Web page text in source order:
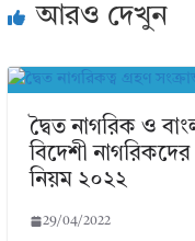
আরও দেখুন
দ্বৈত নাগরিক ও
বিদেশী
নিয়ম ২০২২
29/04/2022